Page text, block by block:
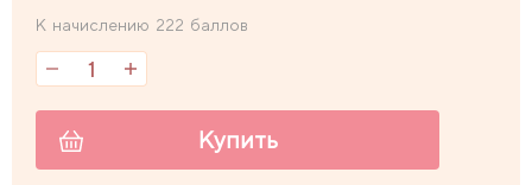
К начислению 222 баллов
Купить